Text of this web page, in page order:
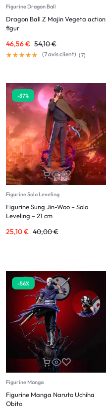
Figurine Dragon Ball
Dragon Ball Z Majin Vegeta action
figur
54,10€
46,56€
(7avis client) (7)
-37%
Figurine Solo Leveling
Figurine Sung Jin-Woo – Solo
Leveling – 21 cm
40,00€
25,10€
-56%
Figurine Manga
Figurine Manga Naruto Uchiha
Obito